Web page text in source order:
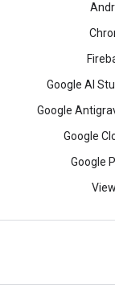
Google AI
Google
Google
Google
View